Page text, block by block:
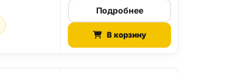
Подробнее
В корзину